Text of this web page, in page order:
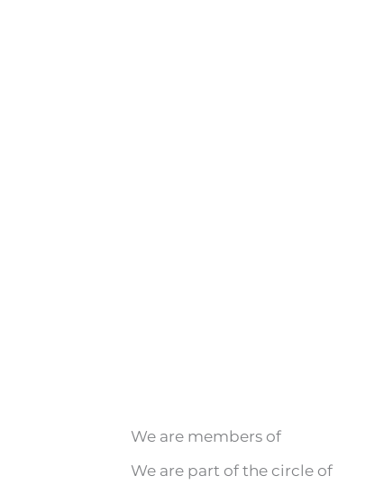
We are members of
We are part of the circle of